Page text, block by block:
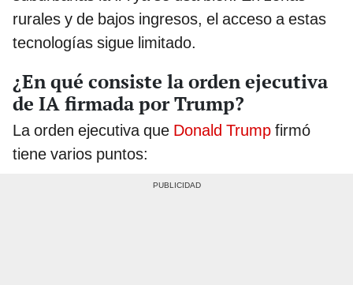
rurales y de bajos ingresos, el acceso a estas
tecnologías sigue limitado.
¿En qué consiste la orden ejecutiva
de IA firmada por Trump?
La orden ejecutiva que Donald Trump firmó
tiene varios puntos: